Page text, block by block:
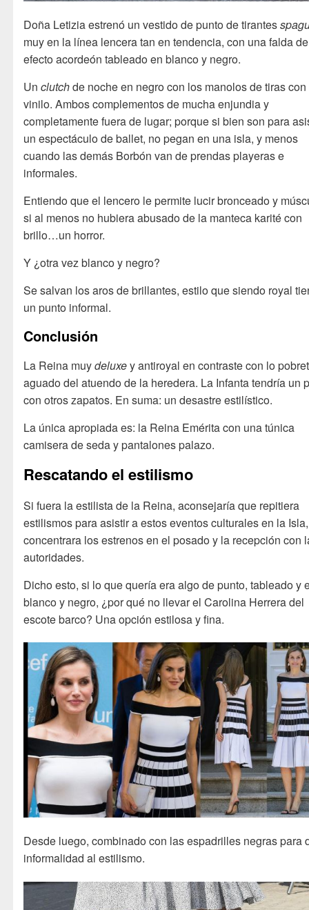
Doña Letizia estrenó un vestido de punto de tirantes
muy en la línea lencera tan en tendencia, con una falda de
efecto acordeón tableado en blanco y negro.
Unclutchde noche en negro con los manolos de tiras con
vinilo. Ambos complementos de mucha enjundia y
completamente fuera de lugar; porque si bien son para
un espectáculo de ballet, no pegan en una isla, y menos
cuando las demás Borbón van de prendas playeras e
informales.
Entiendo que el lencero le permite lucir bronceado y
si al menos no hubiera abusado de la manteca karité con
brillo…un horror.
Y ¿otra vez blanco y negro?
Se salvan los aros de brillantes, estilo que siendo royal
un punto informal.
Conclusión
La Reina muydeluxey antiroyal en contraste con lo
aguado del atuendo de la heredera. La Infanta tendría un
con otros zapatos. En suma: un desastre estilístico.
La única apropiada es: la Reina Emérita con una túnica
camisera de seda y pantalones palazo.
Rescatando el estilismo
Si fuera la estilista de la Reina, aconsejaría que repitiera
estilismos para asistir a estos eventos culturales en la
concentrara los estrenos en el posado y la recepción con
autoridades.
Dicho esto, si lo que quería era algo de punto, tableado y
blanco y negro, ¿por qué no llevar el Carolina Herrera del
escote barco? Una opción estilosa y fina.
Desde luego, combinado con las espadrilles negras para
informalidad al estilismo.